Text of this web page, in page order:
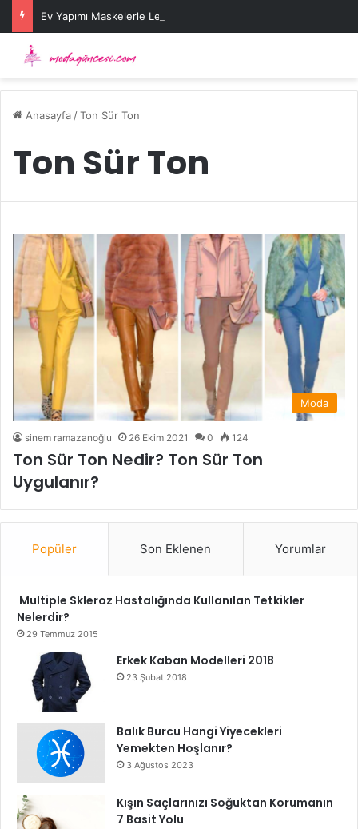
Ev Yapımı Maskelerle Leke Sorununa Çözüm Önerileri
Anasayfa /Ton Sür Ton
Ton Sür Ton
Moda
sinem ramazanoğlu 26 Ekim 2021 0 124
Ton Sür Ton Nedir? Ton Sür Ton
Uygulanır?
Popüler Son Eklenen Yorumlar
Multiple Skleroz Hastalığında Kullanılan Tetkikler
Nelerdir?
29 Temmuz 2015
Erkek Kaban Modelleri 2018
23 Şubat 2018
Balık Burcu Hangi Yiyecekleri
Yemekten Hoşlanır?
3 Ağustos 2023
Kışın Saçlarınızı Soğuktan Korumanın
7 Basit Yolu